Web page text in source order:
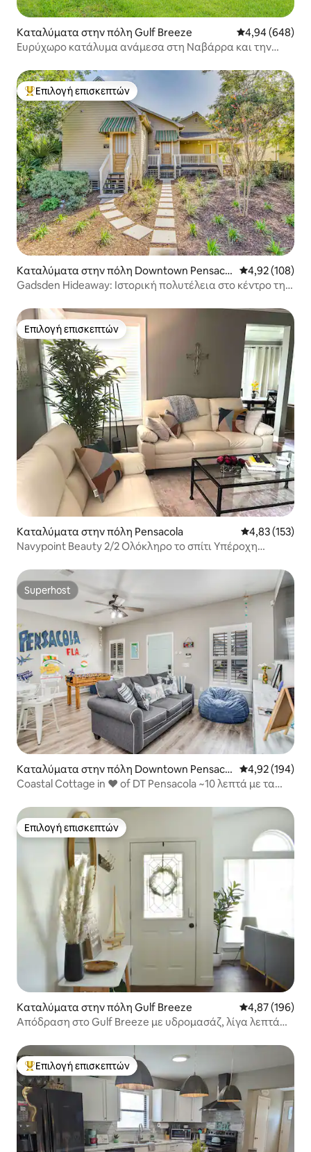
Καταλύματα στην πόλη Gulf Breeze Μέση
4,94 (648)
Ευρύχωρο κατάλυμα ανάμεσα στη Ναβάρρα και την
Κορυφαία επιλογή επισκεπτών
Επιλογή επισκεπτών
Καταλύματα στην πόλη Downtown Pensacol
a
Μέση
4,92 (108)
Gadsden Hideaway: Ιστορική πολυτέλεια στο κέντρο της
Επιλογή επισκεπτών
Επιλογή επισκεπτών
Καταλύματα στην πόλη Pensacola Μέση
4,83 (153)
Navypoint Beauty 2/2 Ολόκληρο το σπίτι Υπέροχη
Superhost
Superhost
Καταλύματα στην πόλη Downtown Pensacol
a
Μέση
4,92 (194)
Coastal Cottage in ❤️ of DT Pensacola ~10 λεπτά με τα
Επιλογή επισκεπτών
Επιλογή επισκεπτών
Καταλύματα στην πόλη Gulf Breeze Μέση
4,87 (196)
Απόδραση στο Gulf Breeze με υδρομασάζ, λίγα λεπτά
Κορυφαία επιλογή επισκεπτών
Επιλογή επισκεπτών